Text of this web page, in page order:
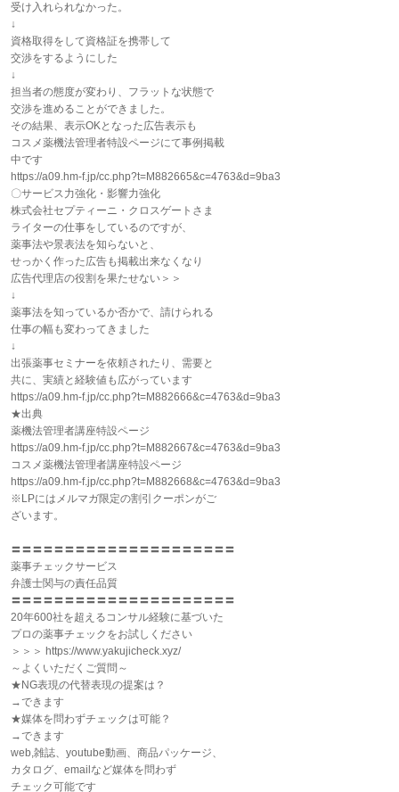
受け入れられなかった。
↓
資格取得をして資格証を携帯して
交渉をするようにした
↓
担当者の態度が変わり、フラットな状態で
交渉を進めることができました。
その結果、表示OKとなった広告表示も
コスメ薬機法管理者特設ページにて事例掲載
中です
https://a09.hm-f.jp/cc.php?t=M882665&c=4763&d=9ba3
〇サービス力強化・影響力強化
株式会社セプティーニ・クロスゲートさま
ライターの仕事をしているのですが、
薬事法や景表法を知らないと、
せっかく作った広告も掲載出来なくなり
広告代理店の役割を果たせない＞＞
↓
薬事法を知っているか否かで、請けられる
仕事の幅も変わってきました
↓
出張薬事セミナーを依頼されたり、需要と
共に、実績と経験値も広がっています
https://a09.hm-f.jp/cc.php?t=M882666&c=4763&d=9ba3
★出典
薬機法管理者講座特設ページ
https://a09.hm-f.jp/cc.php?t=M882667&c=4763&d=9ba3
コスメ薬機法管理者講座特設ページ
https://a09.hm-f.jp/cc.php?t=M882668&c=4763&d=9ba3
※LPにはメルマガ限定の割引クーポンがご
ざいます。
〓〓〓〓〓〓〓〓〓〓〓〓〓〓〓〓〓〓〓〓〓
薬事チェックサービス
弁護士関与の責任品質
〓〓〓〓〓〓〓〓〓〓〓〓〓〓〓〓〓〓〓〓〓
20年600社を超えるコンサル経験に基づいた
プロの薬事チェックをお試しください
＞＞＞ https://www.yakujicheck.xyz/
～よくいただくご質問～
★NG表現の代替表現の提案は？
→できます
★媒体を問わずチェックは可能？
→できます
web,雑誌、youtube動画、商品パッケージ、
カタログ、emailなど媒体を問わず
チェック可能です